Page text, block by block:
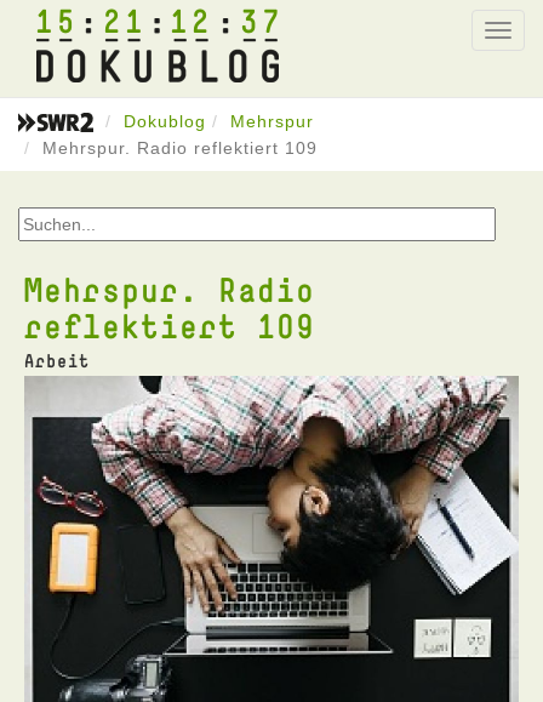
15 21 12 37
Dokublog
Mehrspur
Mehrspur. Radio reflektiert 109
Mehrspur. Radio
reflektiert 109
Arbeit